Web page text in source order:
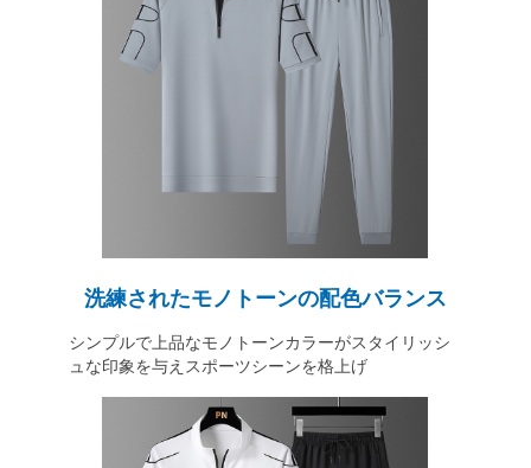
洗練されたモノトーンの配色バランス
シンプルで上品なモノトーンカラーがスタイリッシ
ュな印象を与えスポーツシーンを格上げ